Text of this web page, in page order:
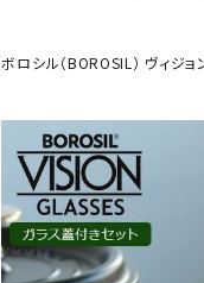
ボロシル（BOROSIL） ヴィジ